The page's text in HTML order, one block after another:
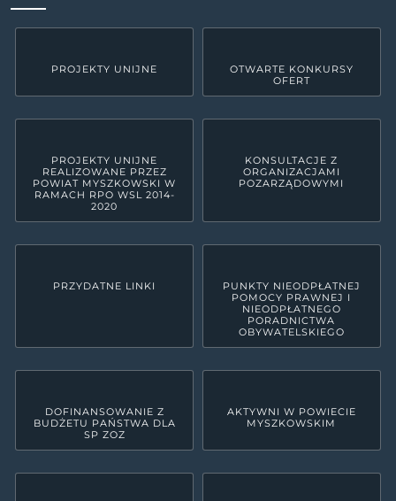
PROJEKTY UNIJNE
OTWARTE KONKURSY
OFERT
PROJEKTY UNIJNE
REALIZOWANE PRZEZ
POWIAT MYSZKOWSKI W
RAMACH RPO WSL 2014-
2020
KONSULTACJE Z
ORGANIZACJAMI
POZARZĄDOWYMI
PRZYDATNE LINKI
PUNKTY NIEODPŁATNEJ
POMOCY PRAWNEJ I
NIEODPŁATNEGO
PORADNICTWA
OBYWATELSKIEGO
DOFINANSOWANIE Z
BUDŻETU PAŃSTWA DLA
SP ZOZ
AKTYWNI W POWIECIE
MYSZKOWSKIM